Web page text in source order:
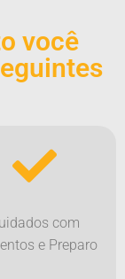
você
com
e Preparo